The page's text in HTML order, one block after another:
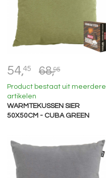
54,45 68,95
Product bestaat uit meerdere
artikelen
WARMTEKUSSEN SIER
50X50CM - CUBA GREEN